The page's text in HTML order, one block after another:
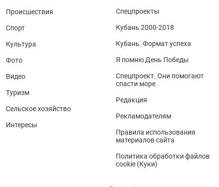
Происшествия
Спорт
Культура
Фото
Видео
Туризм
Сельское хозяйство
Интересы
Спецпроекты
Кубань 2000-2018
Кубань. Формат успеха
Я помню День Победы
Спецпроект. Они помогают
спасти море
Редакция
Рекламодателям
Правила использования
материалов сайта
Политика обработки файлов
cookie (Куки)